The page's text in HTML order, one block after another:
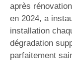
après
en 2024, a
installation
dégradation
parfaitement